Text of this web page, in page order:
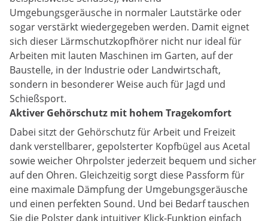
Umgebungsgeräusche in normaler Lautstärke oder
sogar verstärkt wiedergegeben werden. Damit eignet
sich dieser Lärmschutzkopfhörer nicht nur ideal für
Arbeiten mit lauten Maschinen im Garten, auf der
Baustelle, in der Industrie oder Landwirtschaft,
sondern in besonderer Weise auch für Jagd und
Schießsport.
Aktiver Gehörschutz mit hohem Tragekomfort
Dabei sitzt der Gehörschutz für Arbeit und Freizeit
dank verstellbarer, gepolsterter Kopfbügel aus Acetal
sowie weicher Ohrpolster jederzeit bequem und sicher
auf den Ohren. Gleichzeitig sorgt diese Passform für
eine maximale Dämpfung der Umgebungsgeräusche
und einen perfekten Sound. Und bei Bedarf tauschen
Sie die Polster dank intuitiver Klick-Funktion einfach